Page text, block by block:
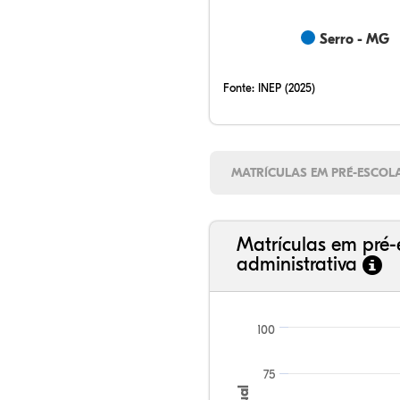
Serro - MG
Fonte: INEP (2025)
MATRÍCULAS EM PRÉ-
Matrículas em
administrativa
75
100